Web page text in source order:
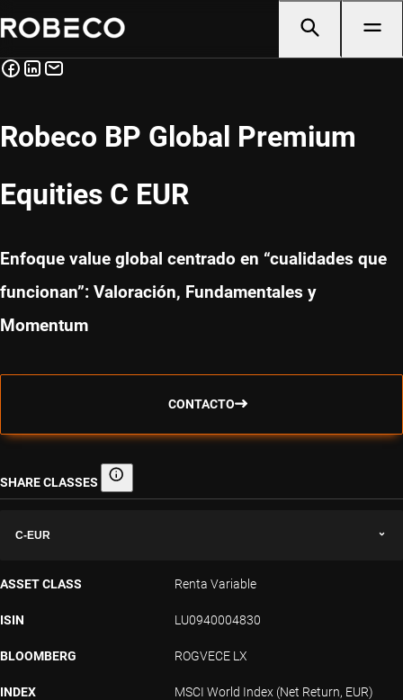
Robeco BP Global Premium
Equities C EUR
Enfoque value global centrado en “cualidades que
funcionan”: Valoración, Fundamentales y
Momentum
CONTACTO
SHARE CLASSES Share classes
C-EUR
ASSET CLASS Renta Variable
ISIN LU0940004830
BLOOMBERG ROGVECE LX
INDEX MSCI World Index (Net Return, EUR)